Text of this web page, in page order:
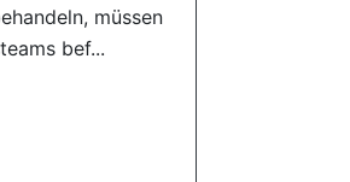
müssen
bef...